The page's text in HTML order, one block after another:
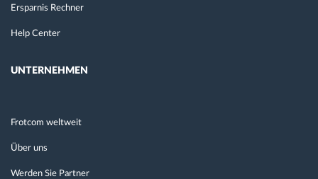
Ersparnis Rechner
Help Center
UNTERNEHMEN
Frotcom weltweit
Über uns
Werden Sie Partner